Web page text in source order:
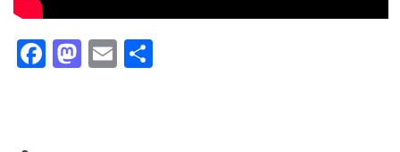
Facebook
Mastodon
Email